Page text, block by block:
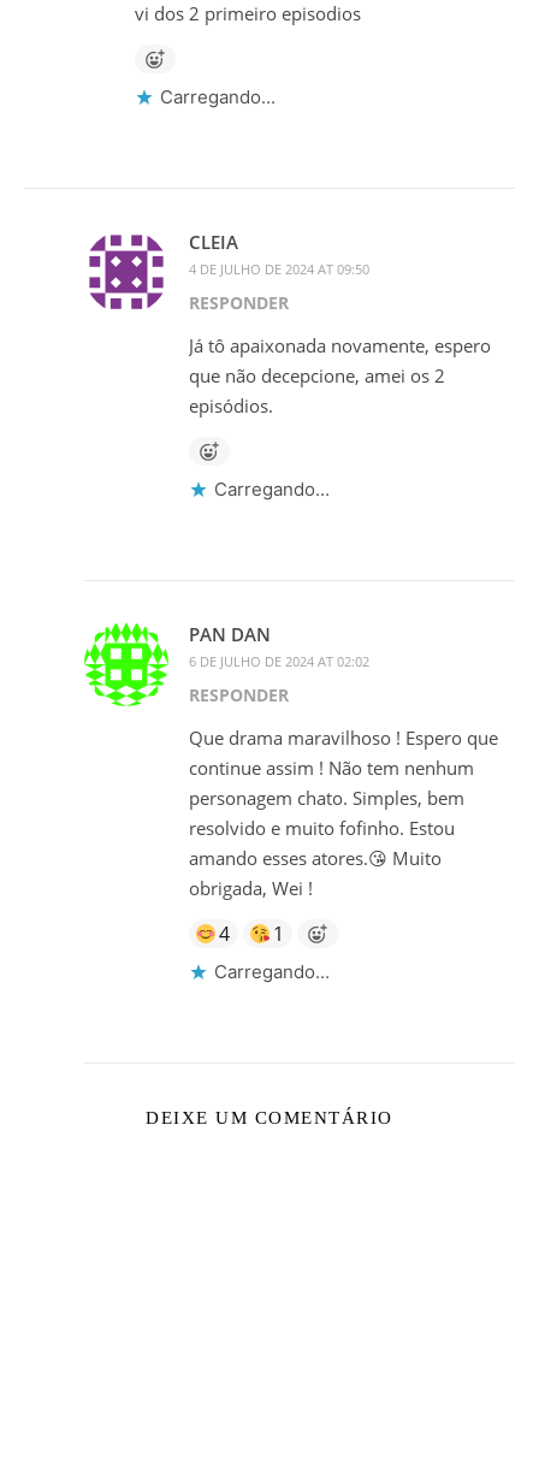
vi dos 2 primeiro episodios
Carregando...
CLEIA
4 DE JULHO DE 2024 AT 09:50
RESPONDER
Já tô apaixonada novamente, espero
que não decepcione, amei os 2
episódios.
Carregando...
PAN DAN
6 DE JULHO DE 2024 AT 02:02
RESPONDER
Que drama maravilhoso ! Espero que
continue assim ! Não tem nenhum
personagem chato. Simples, bem
resolvido e muito fofinho. Estou
amando esses atores.😘 Muito
obrigada, Wei !
4 1
Carregando...
DEIXE UM COMENTÁRIO